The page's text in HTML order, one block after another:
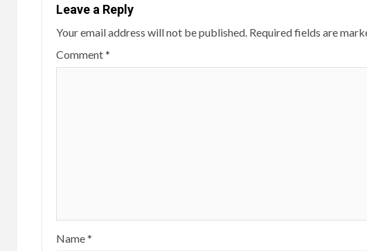
Leave a Reply
Your email address will not be published. Required fields are
Comment*
Name*